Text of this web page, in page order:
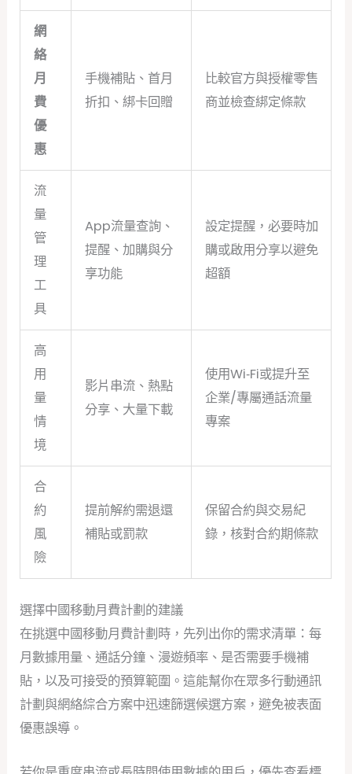
網
絡
月
費
優
惠
手機補貼、首月
折扣、綁卡回贈
比較官方與授權零售
商並檢查綁定條款
流
量
管
理
工
具
App流量查詢、
提醒、加購與分
享功能
設定提醒，必要時加
購或啟用分享以避免
超額
高
用
量
情
境
影片串流、熱點
分享、大量下載
使用Wi‑Fi或提升至
企業/專屬通話流量
專案
合
約
風
險
提前解約需退還
補貼或罰款
保留合約與交易紀
錄，核對合約期條款
選擇中國移動月費計劃的建議
在挑選中國移動月費計劃時，先列出你的需求清單：每
月數據用量、通話分鐘、漫遊頻率、是否需要手機補
貼，以及可接受的預算範圍。這能幫你在眾多行動通訊
計劃與網絡綜合方案中迅速篩選候選方案，避免被表面
優惠誤導。